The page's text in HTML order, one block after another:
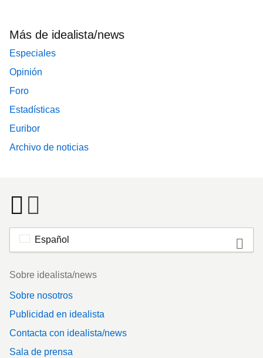
Más de idealista/news
Especiales
Opinión
Foro
Estadísticas
Euribor
Archivo de noticias
Español
Footer
Sobre idealista/news
Sobre nosotros
Publicidad en idealista
Contacta con idealista/news
Sala de prensa